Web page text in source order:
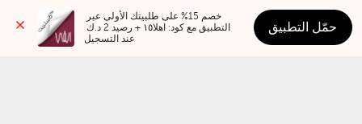
عند التسجيل
حمّل التطبيق